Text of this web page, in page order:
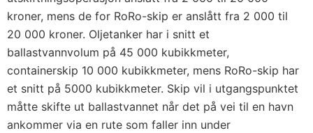
kroner, mens de for RoRo-skip er anslått fra 2 000 til
20 000 kroner. Oljetanker har i snitt et
ballastvannvolum på 45 000 kubikkmeter,
containerskip 10 000 kubikkmeter, mens RoRo-skip har
et snitt på 5000 kubikkmeter. Skip vil i utgangspunktet
måtte skifte ut ballastvannet når det på vei til en havn
ankommer via en rute som faller inn under